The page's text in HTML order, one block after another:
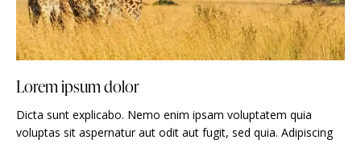
Lorem ipsum dolor
Dicta sunt explicabo. Nemo enim ipsam voluptatem quia
voluptas sit aspernatur aut odit aut fugit, sed quia. Adipiscing